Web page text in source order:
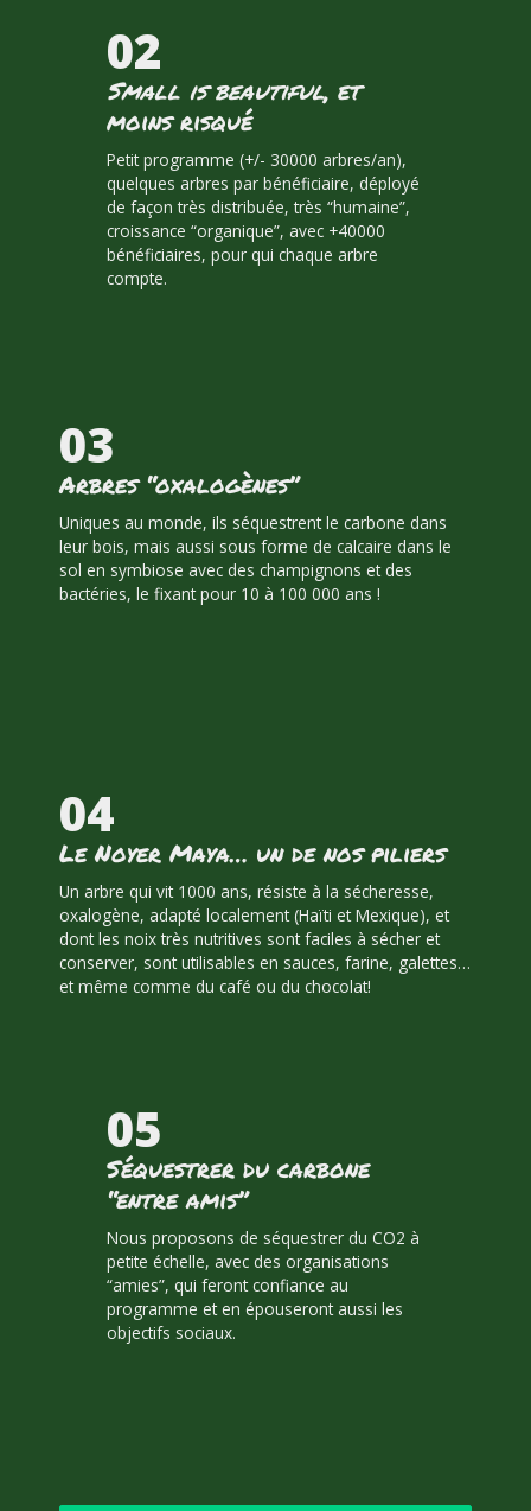
02
Small is beautiful, et
moins risqué
Petit programme (+/- 30000 arbres/an),
quelques arbres par bénéficiaire, déployé
de façon très distribuée, très “humaine”,
croissance “organique”, avec +40000
bénéficiaires, pour qui chaque arbre
compte.
03
Arbres “oxalogènes”
Uniques au monde, ils séquestrent le carbone dans
leur bois, mais aussi sous forme de calcaire dans le
sol en symbiose avec des champignons et des
bactéries, le fixant pour 10 à 100 000 ans !
04
Le Noyer Maya… un de nos piliers
Un arbre qui vit 1000 ans, résiste à la sécheresse,
oxalogène, adapté localement (Haïti et Mexique), et
dont les noix très nutritives sont faciles à sécher et
conserver, sont utilisables en sauces, farine, galettes…
et même comme du café ou du chocolat!
05
Séquestrer du carbone
“entre amis”
Nous proposons de séquestrer du CO2 à
petite échelle, avec des organisations
“amies”, qui feront confiance au
programme et en épouseront aussi les
objectifs sociaux.